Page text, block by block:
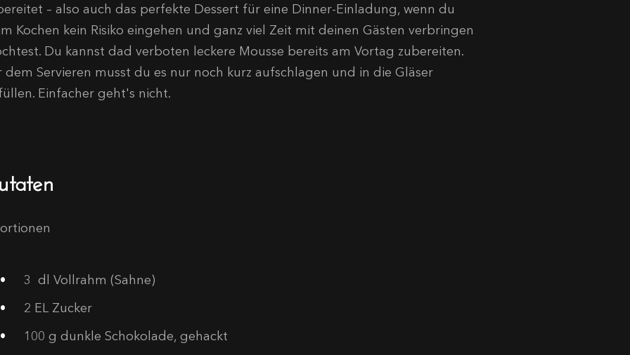
– also auch das perfekte Dessert für eine Dinner-Einladung, wenn du
Kochen kein Risiko eingehen und ganz viel Zeit mit deinen Gästen verbringen
Du kannst dad verboten leckere Mousse bereits am Vortag zubereiten.
dem Servieren musst du es nur noch kurz aufschlagen und in die Gläser
Einfacher geht's nicht.
3 dl Vollrahm (Sahne)
2 EL Zucker
100 g dunkle Schokolade, gehackt